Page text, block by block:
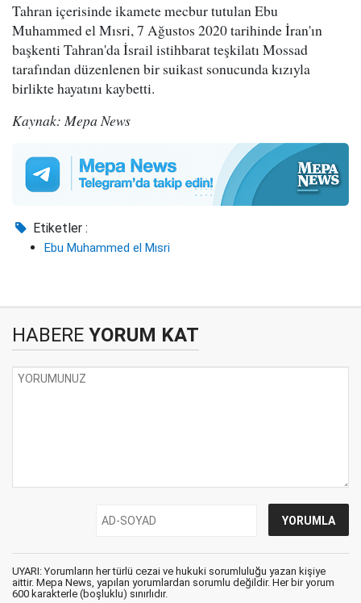
Tahran içerisinde ikamete mecbur tutulan Ebu
Muhammed el Mısri, 7 Ağustos 2020 tarihinde İran'ın
başkenti Tahran'da İsrail istihbarat teşkilatı Mossad
tarafından düzenlenen bir suikast sonucunda kızıyla
birlikte hayatını kaybetti.
Kaynak: Mepa News
Etiketler :
Ebu Muhammed el Mısri
HABERE YORUM KAT
UYARI: Yorumların her türlü cezai ve hukuki sorumluluğu yazan kişiye
aittir. Mepa News, yapılan yorumlardan sorumlu değildir. Her bir yorum
600 karakterle (boşluklu) sınırlıdır.